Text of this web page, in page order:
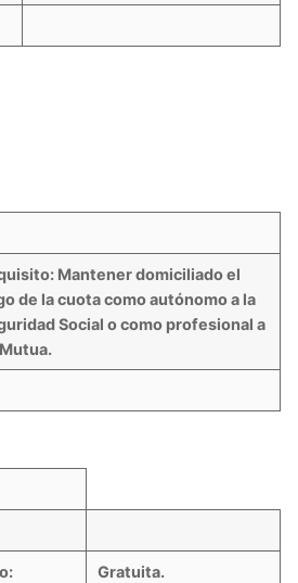
Mantener domiciliado el
de la cuota como autónomo a la
Social o como profesional a
Gratuita.